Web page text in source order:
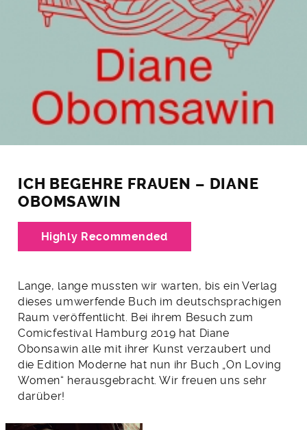
ICH BEGEHRE FRAUEN – DIANE
OBOMSAWIN
Highly Recommended
Lange, lange mussten wir warten, bis ein Verlag
dieses umwerfende Buch im deutschsprachigen
Raum veröffentlicht. Bei ihrem Besuch zum
Comicfestival Hamburg 2019 hat Diane
Obonsawin alle mit ihrer Kunst verzaubert und
die Edition Moderne hat nun ihr Buch „On Loving
Women“ herausgebracht. Wir freuen uns sehr
darüber!